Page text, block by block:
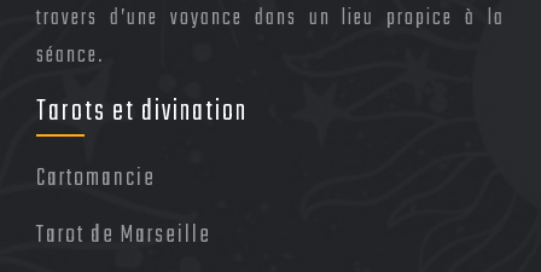
travers d’une voyance dans un lieu propice à la
séance.
Tarots et divination
Cartomancie
Tarot de Marseille